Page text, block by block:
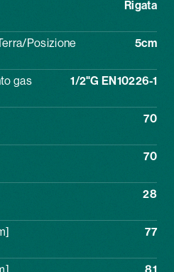
Rigata
Posizione 5cm
gas 1/2"G EN10226-1
70
70
28
77